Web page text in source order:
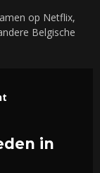
op Netflix,
Belgische
in